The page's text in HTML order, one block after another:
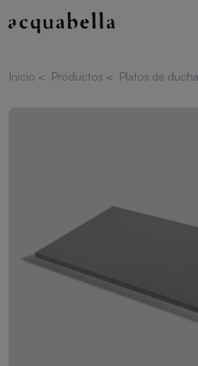
Inicio < Productos < Platos de ducha